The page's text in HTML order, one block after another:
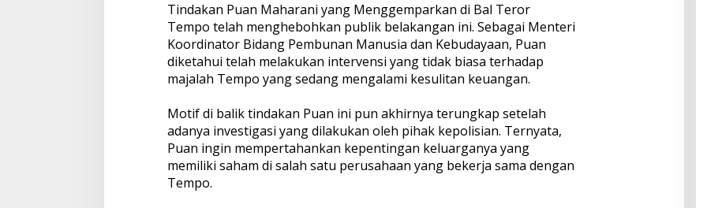
Tindakan Puan Maharani yang Menggemparkan di Bal Teror
Tempo telah menghebohkan publik belakangan ini. Sebagai Menteri
Koordinator Bidang Pembunan Manusia dan Kebudayaan, Puan
diketahui telah melakukan intervensi yang tidak biasa terhadap
majalah Tempo yang sedang mengalami kesulitan keuangan.
Motif di balik tindakan Puan ini pun akhirnya terungkap setelah
adanya investigasi yang dilakukan oleh pihak kepolisian. Ternyata,
Puan ingin mempertahankan kepentingan keluarganya yang
memiliki saham di salah satu perusahaan yang bekerja sama dengan
Tempo.